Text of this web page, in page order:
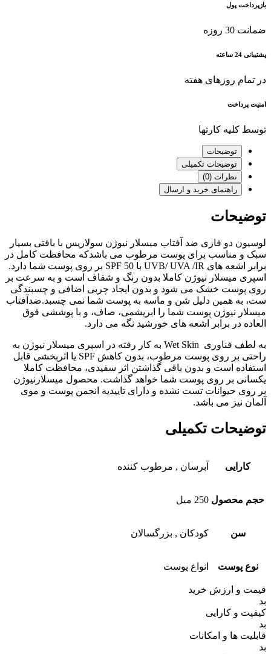
بازپرداخت پول
ضمانت 30 روزه
پشتیبانی 24 ساعته
در تمام روزهای هفته
امنیت پرداخت
توسط کلیه کارتها
توضیحات
توضیحات تکمیلی
نظرات (0)
راهنمای خرید و ارسال
توضیحات
لوسیون دو فازی ضد آفتاب میسلار نیوژن سولاریس با بافتی بسیار
سبک و مناسب برای پوست مرطوب می باشدکه محافظت کامل در
برابر اشعه های UVB/ UVA /IR با SPF 50 بر روی پوست شما دارد.
اسپری میسلار نیوژن کاملا بدون رنگ و شفاف است و به سرعت بر
روی پوست خشک می شود و بدون ایجاد چربی اضافی و چسبندگی
ست، به همین دلیل شن و ماسه به پوست شما نمی چسبد.ضدآفتاب
میسلار نیوژن پوست شما را ابریشمی، صاف، و با پوششی فوق
العاده در برابر اشعه های خورشید نگه می دارد.
به لطف فناوری Wet Skin به کار رفته در اسپری میسلار نیوژن به
راحتی بر روی پوست مرطوب، بدون کاهش SPF یا اثربخشی قابل
استفاده است و بدون باقی گذاشتن اثر سفیدی، محافظت کاملا
یکسانی بر روی پوست شما خواهد گذاشت. محصول میسلارنیوژن
بر روی حیوانات تست نشده و دارای تاییدیه انجمن پوست و موی
آلمان نیز می باشد.
توضیحات تکمیلی
کارایی آبرسان , مرطوب کننده
حجم محصول 250 میل
سن کودکان , بزرگسالان
نوع پوست انواع پوست
قیمت و ارزش خرید
بد
کیفیت و کارایی
بد
قابلیت ها و امکانات
بد